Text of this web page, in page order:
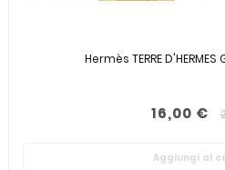
Hermès TERRE
16,00 €
Aggiungi al